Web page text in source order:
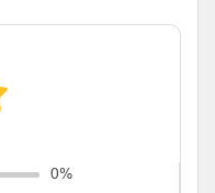
0%